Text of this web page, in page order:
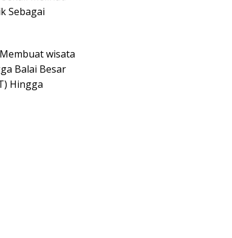
Sebagai
wisata
Balai Besar
Hingga